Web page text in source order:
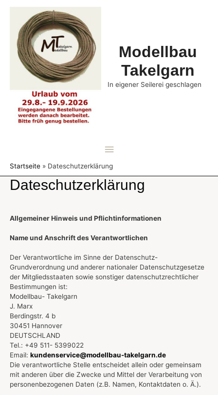
Modellbau
Takelgarn
In eigener Seilerei geschlagen
Hauptmenü
Startseite Dateschutzerklärung
Dateschutzerklärung
Allgemeiner Hinweis und Pflichtinformationen
Name und Anschrift des Verantwortlichen
Der Verantwortliche im Sinne der Datenschutz-
Grundverordnung und anderer nationaler Datenschutzgesetze
der Mitgliedsstaaten sowie sonstiger datenschutzrechtlicher
Bestimmungen ist:
Modellbau- Takelgarn
J. Marx
Berdingstr. 4 b
30451 Hannover
DEUTSCHLAND
Tel.: +49 511- 5399022
Email: kundenservice@modellbau-takelgarn.de
Die verantwortliche Stelle entscheidet allein oder gemeinsam
mit anderen über die Zwecke und Mittel der Verarbeitung von
personenbezogenen Daten (z.B. Namen, Kontaktdaten o. Ä.).